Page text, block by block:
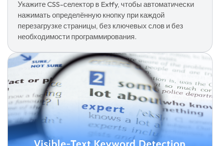
Укажите CSS-селектор в Extfy, чтобы автоматически
нажимать определённую кнопку при каждой
перезагрузке страницы, без ключевых слов и без
необходимости программирования.